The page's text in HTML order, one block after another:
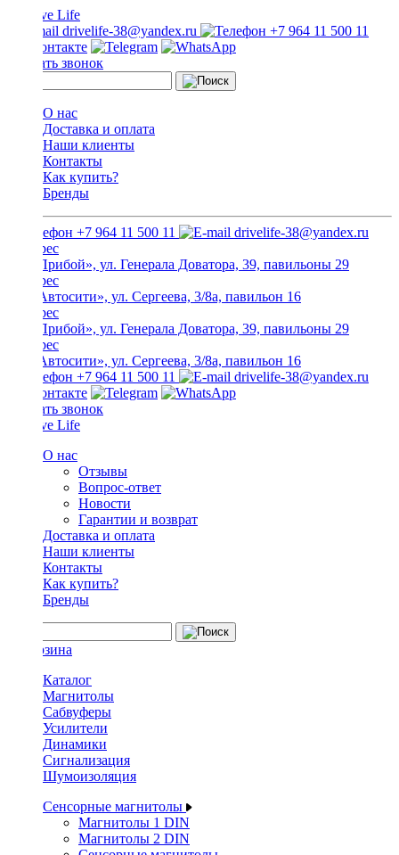
drivelife-38@yandex.ru +7 964 11 500 11
Заказать звонок
О нас
Доставка и оплата
Наши клиенты
Контакты
Как купить?
Бренды
+7 964 11 500 11 drivelife-38@yandex.ru
ТЦ «Прибой», ул. Генерала Доватора, 39, павильоны 29
ТЦ «Автосити», ул. Сергеева, 3/8а, павильон 16
ТЦ «Прибой», ул. Генерала Доватора, 39, павильоны 29
ТЦ «Автосити», ул. Сергеева, 3/8а, павильон 16
+7 964 11 500 11
drivelife-38@yandex.ru
Заказать звонок
О нас
Отзывы
Вопрос-ответ
Новости
Гарантии и возврат
Доставка и оплата
Наши клиенты
Контакты
Как купить?
Бренды
Каталог
Магнитолы
Сабвуферы
Усилители
Динамики
Сигнализация
Шумоизоляция
Сенсорные магнитолы
Магнитолы 1 DIN
Магнитолы 2 DIN